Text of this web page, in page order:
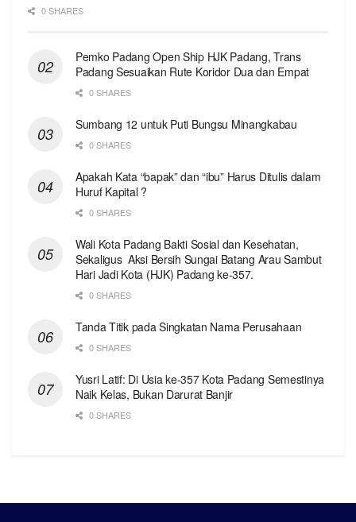
0 SHARES
Pemko Padang Open Ship HJK Padang, Trans
Padang Sesuaikan Rute Koridor Dua dan Empat
0 SHARES
Sumbang 12 untuk Puti Bungsu Minangkabau
0 SHARES
Apakah Kata “bapak” dan “ibu” Harus Ditulis dalam
Huruf Kapital ?
0 SHARES
Wali Kota Padang Bakti Sosial dan Kesehatan,
Sekaligus Aksi Bersih Sungai Batang Arau Sambut
Hari Jadi Kota (HJK) Padang ke-357.
0 SHARES
Tanda Titik pada Singkatan Nama Perusahaan
0 SHARES
Yusri Latif: Di Usia ke-357 Kota Padang Semestinya
Naik Kelas, Bukan Darurat Banjir
0 SHARES